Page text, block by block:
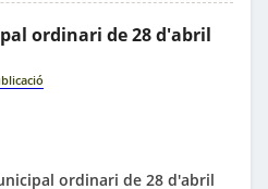
ordinari de 28 d'abril
ordinari de 28 d'abril